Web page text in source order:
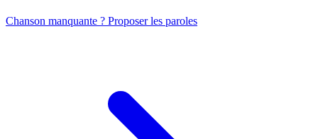
Chanson manquante ? Proposer les paroles